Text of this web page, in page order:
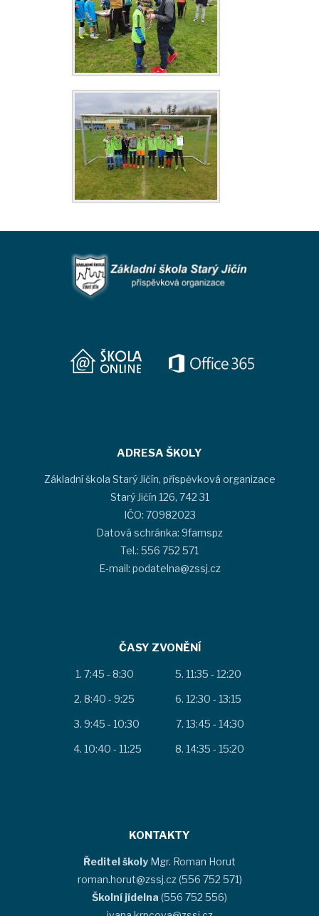
ADRESA ŠKOLY
Základní škola Starý Jičín, příspěvková organizace
Starý Jičín 126, 742 31
IČO: 70982023
Datová schránka: 9famspz
Tel.: 556 752 571
E-mail: podatelna@zssj.cz
ČASY ZVONĚNÍ
7:45 - 8:30
8:40 - 9:25
9:45 - 10:30
10:40 - 11:25
11:35 - 12:20
12:30 - 13:15
13:45 - 14:30
14:35 - 15:20
KONTAKTY
Ředitel školy Mgr. Roman Horut
roman.horut@zssj.cz (556 752 571)
Školní jídelna (556 752 556)